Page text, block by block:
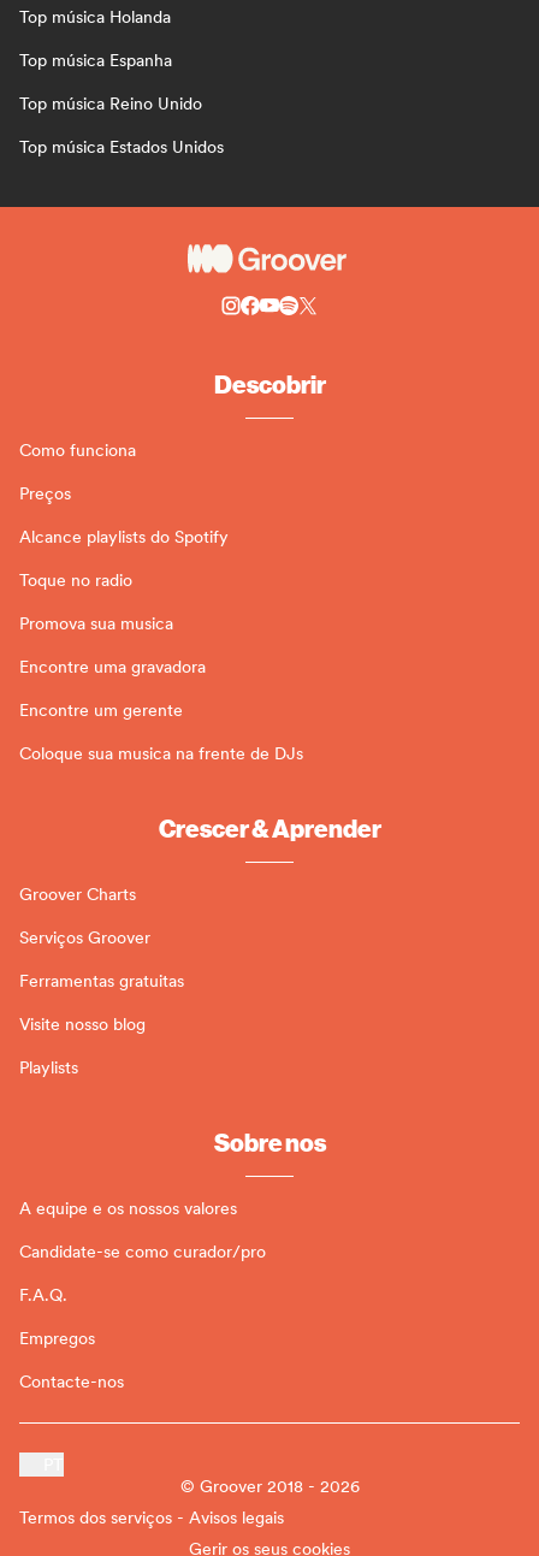
Top música Holanda
Top música Espanha
Top música Reino Unido
Top música Estados Unidos
Descobrir
Como funciona
Preços
Alcance playlists do Spotify
Toque no radio
Promova sua musica
Encontre uma gravadora
Encontre um gerente
Coloque sua musica na frente de DJs
Crescer & Aprender
Groover Charts
Serviços Groover
Ferramentas gratuitas
Visite nosso blog
Playlists
Sobre nos
A equipe e os nossos valores
Candidate-se como curador/pro
F.A.Q.
Empregos
Contacte-nos
© Groover 2018 - 2026
Termos dos serviços - Avisos legais
Gerir os seus cookies